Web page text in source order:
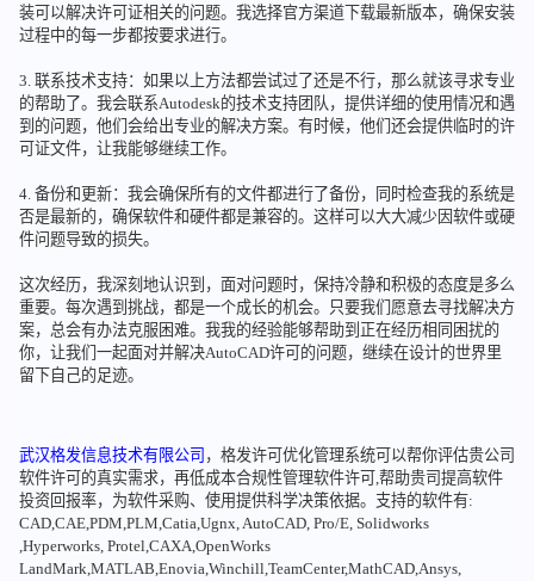
装可以解决许可证相关的问题。我选择官方渠道下载最新版本，确保安装
过程中的每一步都按要求进行。
3. 联系技术支持：如果以上方法都尝试过了还是不行，那么就该寻求专业
的帮助了。我会联系Autodesk的技术支持团队，提供详细的使用情况和遇
到的问题，他们会给出专业的解决方案。有时候，他们还会提供临时的许
可证文件，让我能够继续工作。
4. 备份和更新：我会确保所有的文件都进行了备份，同时检查我的系统是
否是最新的，确保软件和硬件都是兼容的。这样可以大大减少因软件或硬
件问题导致的损失。
这次经历，我深刻地认识到，面对问题时，保持冷静和积极的态度是多么
重要。每次遇到挑战，都是一个成长的机会。只要我们愿意去寻找解决方
案，总会有办法克服困难。我我的经验能够帮助到正在经历相同困扰的
你，让我们一起面对并解决AutoCAD许可的问题，继续在设计的世界里
留下自己的足迹。
武汉格发信息技术有限公司 ，格发许可优化管理系统可以帮你评估贵公司
软件许可的真实需求，再低成本合规性管理软件许可,帮助贵司提高软件
投资回报率，为软件采购、使用提供科学决策依据。支持的软件有:
CAD,CAE,PDM,PLM,Catia,Ugnx, AutoCAD, Pro/E, Solidworks
,Hyperworks, Protel,CAXA,OpenWorks
LandMark,MATLAB,Enovia,Winchill,TeamCenter,MathCAD,Ansys,